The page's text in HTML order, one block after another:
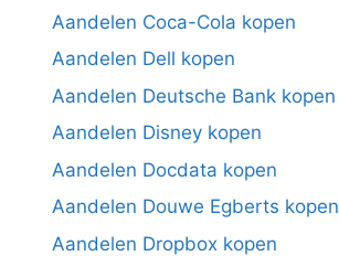
Aandelen Coca-Cola kopen
Aandelen Dell kopen
Aandelen Deutsche Bank kopen
Aandelen Disney kopen
Aandelen Docdata kopen
Aandelen Douwe Egberts kopen
Aandelen Dropbox kopen